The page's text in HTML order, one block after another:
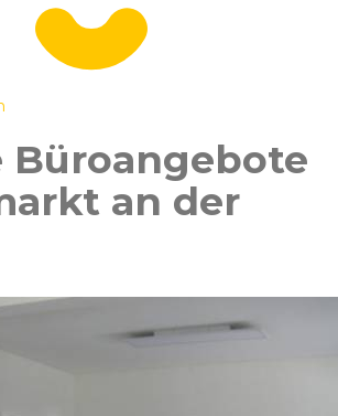
Büroangebote
an der